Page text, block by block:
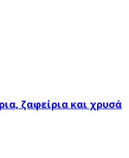
ζαφείρια και χρυσά